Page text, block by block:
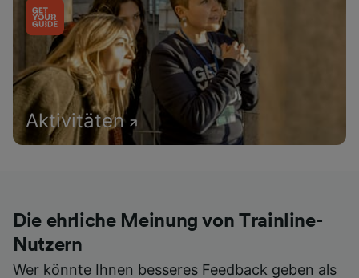
Aktivitäten
Die ehrliche Meinung von Trainline-
Nutzern
Wer könnte Ihnen besseres Feedback geben als